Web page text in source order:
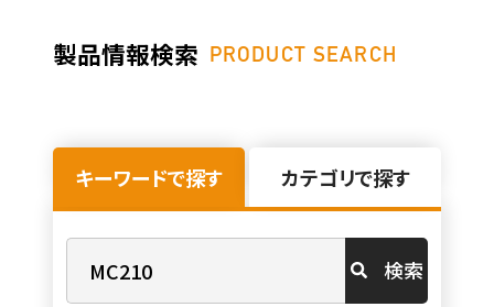
製品情報検索 PRODUCT SEARCH
キーワードで探す カテゴリで探す
検索